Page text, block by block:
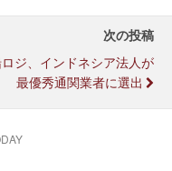
次の投稿
ジ、インドネシア法人が
最優秀通関業者に選出